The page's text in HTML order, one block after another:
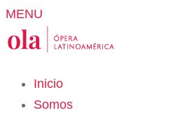
MENU
Inicio
Somos